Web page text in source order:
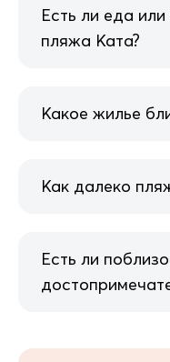
Есть ли еда
пляжа Ката?
Какое жилье
Как далеко
Есть ли